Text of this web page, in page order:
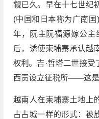
觎已久。早在十七世纪
(中国和日本称为广南
年，阮主阮福源嫁公主
后，诱使柬埔寨承认越
权利。吉·哲塔二世接
西贡设立征税所——这是
越南人在柬埔寨土地上
占占城一样的形式：被